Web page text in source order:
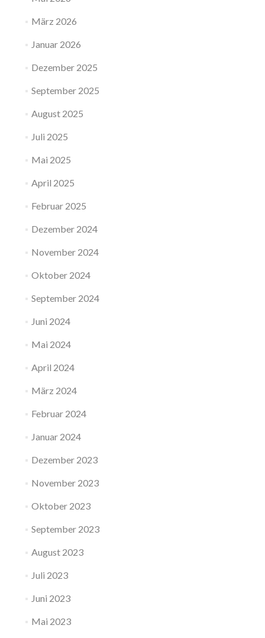
März 2026
Januar 2026
Dezember 2025
September 2025
August 2025
Juli 2025
Mai 2025
April 2025
Februar 2025
Dezember 2024
November 2024
Oktober 2024
September 2024
Juni 2024
Mai 2024
April 2024
März 2024
Februar 2024
Januar 2024
Dezember 2023
November 2023
Oktober 2023
September 2023
August 2023
Juli 2023
Juni 2023
Mai 2023